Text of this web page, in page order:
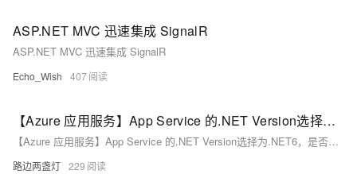
ASP.NET MVC 迅速集成 SignalR
ASP.NET MVC 迅速集成 SignalR
Echo_Wish 407
【Azure 应用服务】App Service 的.NET Version选择为.NET6，是否可以同时支持运行ASP.NET V4.8的应用呢？
【Azure 应用服务】App Service 的.NET Version选择为.NET6，是否可以同时支持运行ASP.NET V4.8的应用呢？
路边两盏灯 229